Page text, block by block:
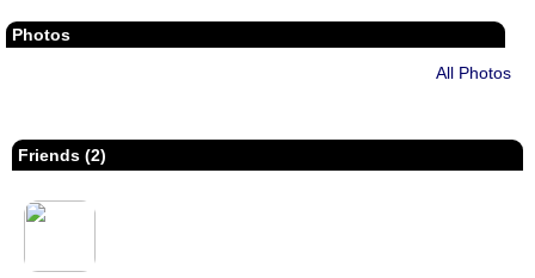
Photos
All Photos
Friends (2)